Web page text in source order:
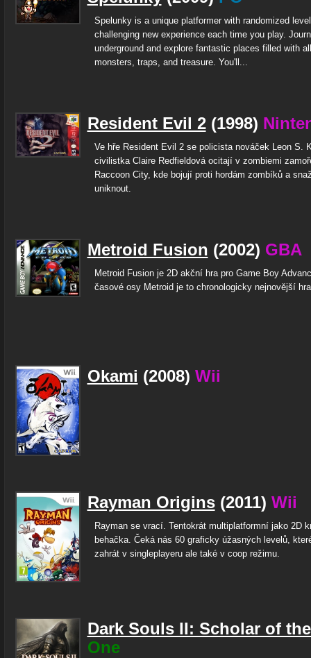
Spelunky is a unique platformer with randomized
challenging new experience each time you play.
underground and explore fantastic places filled with
monsters, traps, and treasure. You'll...
Resident Evil 2(1998)
Ve hře Resident Evil 2 se policista nováček Leon S.
civilistka Claire Redfieldová ocitají v zombiemi
Raccoon City, kde bojují proti hordám zombíků a
uniknout.
Metroid Fusion (2002) GBA
Metroid Fusion je 2D akční hra pro Game Boy
časové osy Metroid je to chronologicky nejnovější
Okami (2008) Wii
Rayman Origins(2011) Wii
Rayman se vrací. Tentokrát multiplatformní jako 2D
behačka. Čeká nás 60 graficky úžasných levelů,
zahrát v singleplayeru ale také v coop režimu.
Dark Souls II: Scholar of
One